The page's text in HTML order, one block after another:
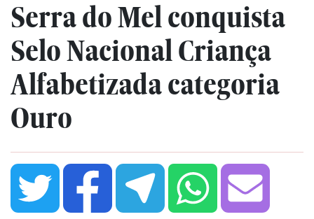
Serra do Mel conquista
Selo Nacional Criança
Alfabetizada categoria
Ouro